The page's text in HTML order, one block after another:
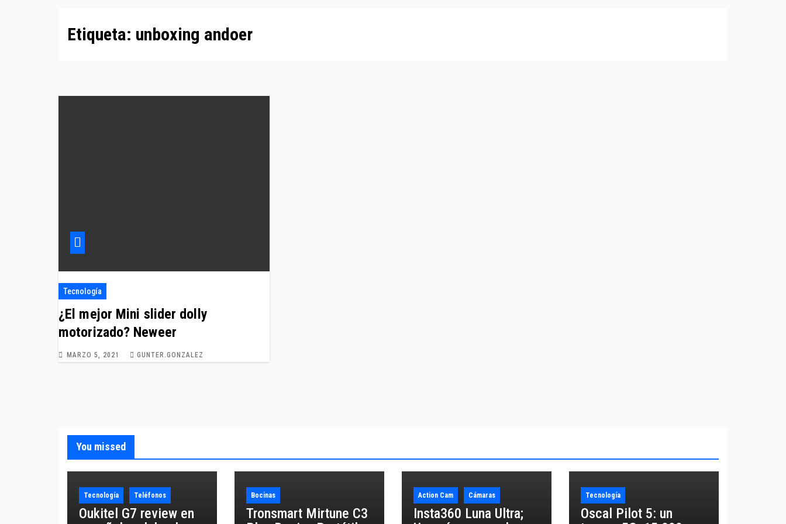
Etiqueta: unboxing andoer
Tecnología
¿El mejor Mini slider dolly
motorizado? Neweer
MARZO 5, 2021 GUNTER.GONZALEZ
You missed
Tecnología Teléfonos
Oukitel G7 review en
Bocinas
Tronsmart Mirtune C3
Action Cam Cámaras
Insta360 Luna Ultra;
Tecnología
Oscal Pilot 5: un